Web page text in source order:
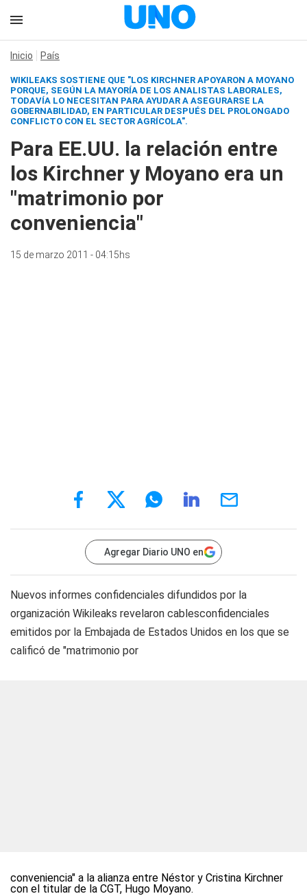
Inicio País
WIKILEAKS SOSTIENE QUE "LOS KIRCHNER APOYARON A MOYANO
PORQUE, SEGÚN LA MAYORÍA DE LOS ANALISTAS LABORALES,
TODAVÍA LO NECESITAN PARA AYUDAR A ASEGURARSE LA
GOBERNABILIDAD, EN PARTICULAR DESPUÉS DEL PROLONGADO
CONFLICTO CON EL SECTOR AGRÍCOLA".
Para EE.UU. la relación entre
los Kirchner y Moyano era un
"matrimonio por
conveniencia"
15 de marzo 2011 - 04:15hs
Agregar Diario UNO en
Nuevos informes confidenciales difundidos por la
organización Wikileaks revelaron cablesconfidenciales
emitidos por la Embajada de Estados Unidos en los que se
calificó de "matrimonio por
conveniencia" a la alianza entre Néstor y Cristina Kirchner
con el titular de la CGT, Hugo Moyano.